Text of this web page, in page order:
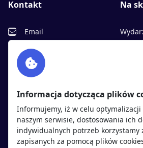
Kontakt
Email
Facebook
Twitter
Na
Kandydaci
Informacja dotycząca plików
Informujemy, iż w celu
naszym serwisie, dostosowania ich
indywidualnych potrzeb korzystamy
zapisanych za pomocą plików